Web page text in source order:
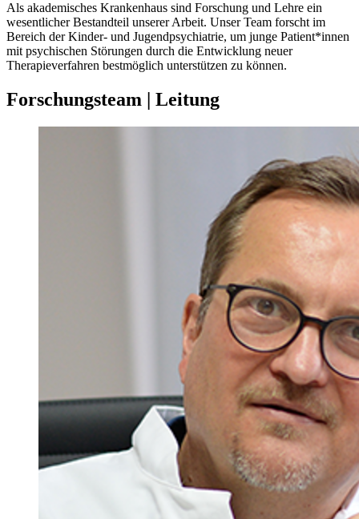
Als akademisches Krankenhaus sind Forschung und Lehre ein
wesentlicher Bestandteil unserer Arbeit. Unser Team forscht im
Bereich der Kinder- und Jugendpsychiatrie, um junge Patient*innen
mit psychischen Störungen durch die Entwicklung neuer
Therapieverfahren bestmöglich unterstützen zu können.
Forschungsteam | Leitung